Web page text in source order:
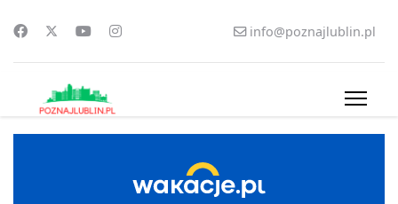
info@poznajlublin.pl